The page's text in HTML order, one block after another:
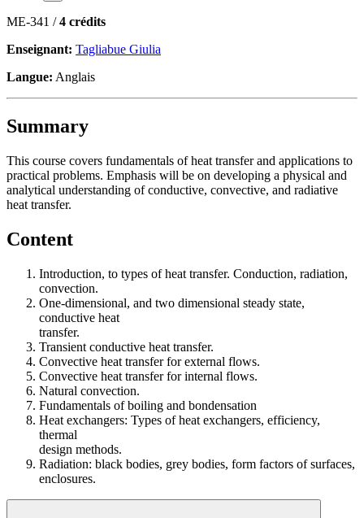
ME-341 /4 crédits
Enseignant: Tagliabue Giulia
Langue: Anglais
Summary
This course covers fundamentals of heat transfer and applications to
practical problems. Emphasis will be on developing a physical and
analytical understanding of conductive, convective, and radiative
heat transfer.
Content
Introduction, to types of heat transfer. Conduction, radiation,
convection.
One-dimensional, and two dimensional steady state,
conductive heat
transfer.
Transient conductive heat transfer.
Convective heat transfer for external flows.
Convective heat transfer for internal flows.
Natural convection.
Fundamentals of boiling and bondensation
Heat exchangers: Types of heat exchangers, efficiency,
thermal
design methods.
Radiation: black bodies, grey bodies, form factors of surfaces,
enclosures.